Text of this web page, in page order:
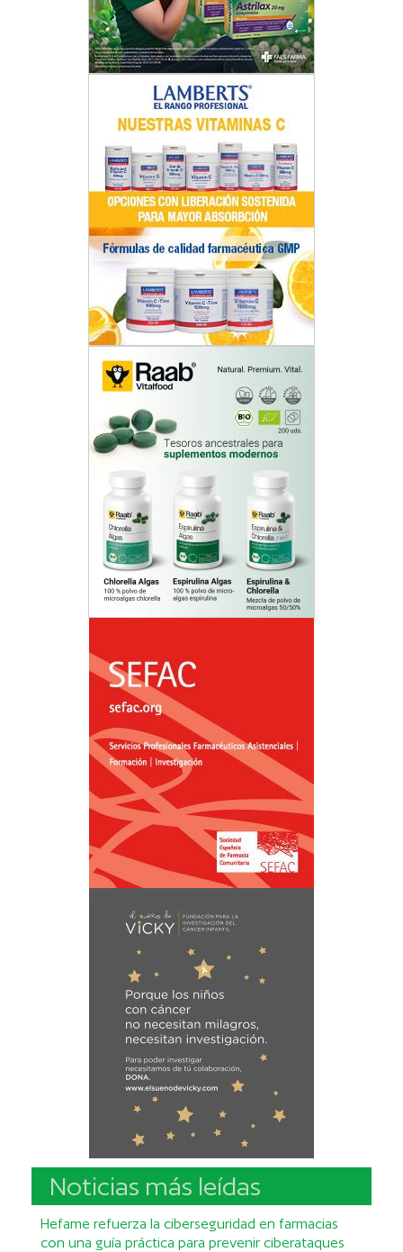
Noticias más leídas
Hefame refuerza la ciberseguridad en farmacias
con una guía práctica para prevenir ciberataques